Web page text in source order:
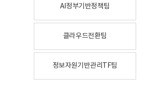
AI정부기반정책팀
클라우드전환팀
정보자원기반관리TF팀